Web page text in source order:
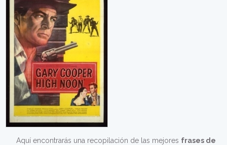
Aquí encontrarás una recopilación de las mejores frases de